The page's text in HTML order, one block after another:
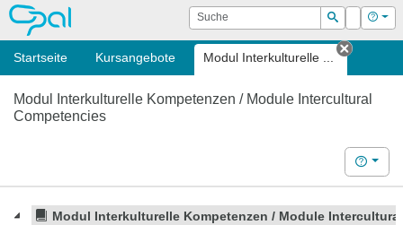
OPAL Suche
Suchen
Login Hilfe
Startseite Kursangebote Modul Interkulturelle ...
Tab
Modul Interkulturelle Kompetenzen / Module Intercultural
Competencies
Hilfe
Modul Interkulturelle Kompetenzen / Module